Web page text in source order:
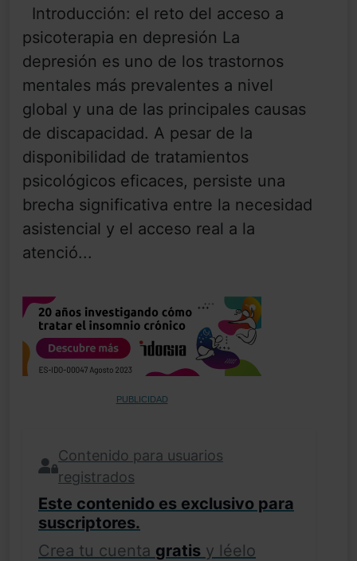
Introducción: el reto del acceso a
psicoterapia en depresión La
depresión es uno de los trastornos
mentales más prevalentes a nivel
global y una de las principales causas
de discapacidad. A pesar de la
disponibilidad de tratamientos
psicológicos eficaces, persiste una
brecha significativa entre la necesidad
asistencial y el acceso real a la
atenció...
PUBLICIDAD
Contenido para usuarios
registrados
Este contenido es exclusivo para
suscriptores.
Crea tu cuenta gratis y léelo